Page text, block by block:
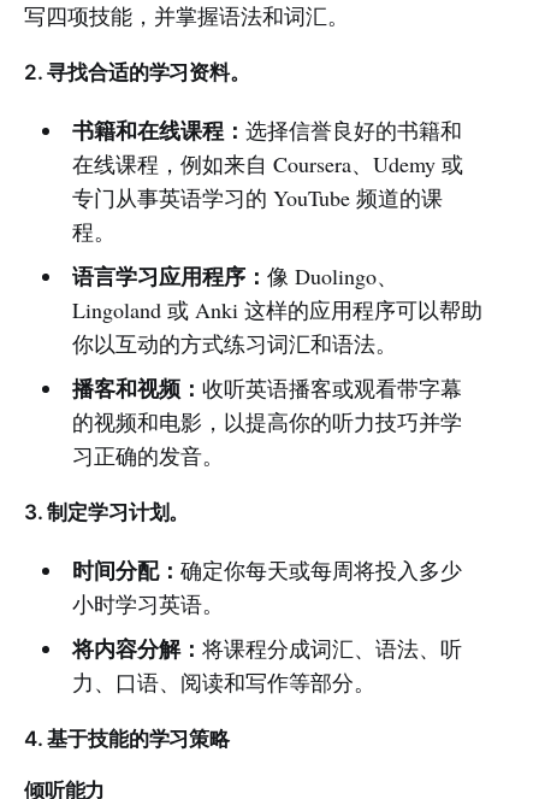
写四项技能，并掌握语法和词汇。
2. 寻找合适的学习资料。
书籍和在线课程： 选择信誉良好的书籍和
在线课程，例如来自 Coursera、Udemy 或
专门从事英语学习的 YouTube 频道的课
程。
语言学习应用程序： 像 Duolingo、
Lingoland 或 Anki 这样的应用程序可以帮助
你以互动的方式练习词汇和语法。
播客和视频： 收听英语播客或观看带字幕
的视频和电影，以提高你的听力技巧并学
习正确的发音。
3. 制定学习计划。
时间分配： 确定你每天或每周将投入多少
小时学习英语。
将内容分解： 将课程分成词汇、语法、听
力、口语、阅读和写作等部分。
4. 基于技能的学习策略
倾听能力